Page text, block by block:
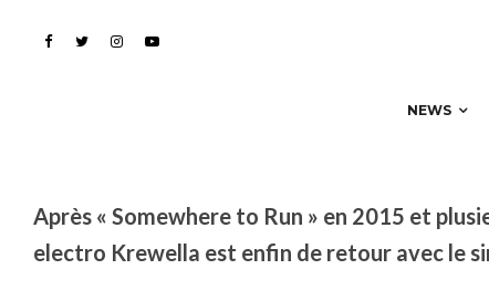
NEWS
Krewella frappe fort
Après « Somewhere to Run » en 2015 et
electro Krewella est enfin de retour avec le